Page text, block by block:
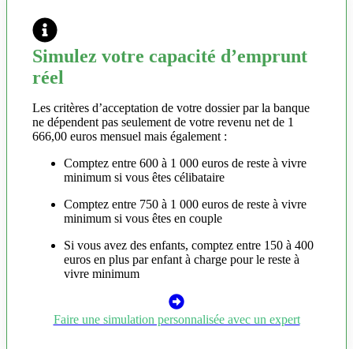
Simulez votre capacité d’emprunt
réel
Les critères d’acceptation de votre dossier par la banque
ne dépendent pas seulement de votre revenu net de 1
666,00 euros mensuel mais également :
Comptez entre 600 à 1 000 euros de reste à vivre
minimum si vous êtes célibataire
Comptez entre 750 à 1 000 euros de reste à vivre
minimum si vous êtes en couple
Si vous avez des enfants, comptez entre 150 à 400
euros en plus par enfant à charge pour le reste à
vivre minimum
Faire une simulation personnalisée avec un expert